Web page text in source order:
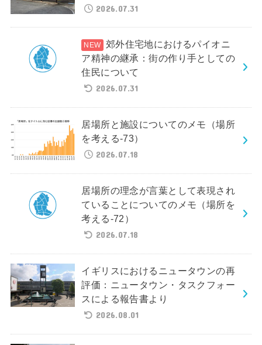
2026.07.31
郊外住宅地におけるパイオニ
ア精神の継承：街の作り手としての
住民について
2026.07.31
居場所と施設についてのメモ（場所
を考える-73）
2026.07.18
居場所の理念が言葉として表現され
ていることについてのメモ（場所を
考える-72）
2026.07.18
イギリスにおけるニュータウンの再
評価：ニュータウン・タスクフォー
スによる報告書より
2026.08.01